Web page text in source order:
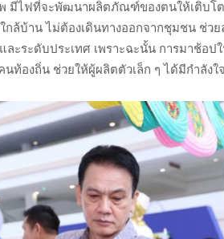
มีไฟที่จะพัฒนาผลิตภัณฑ์ของตนให้เติบโต
ล้บ้าน ไม่ต้องเดินทางออกจากชุมชน ช่ว
ะระดับประเทศ เพราะฉะนั้น การมาช้อป
ท้องถิ่น ช่วยให้ผู้ผลิตตัวเล็ก ๆ ได้มีกำลัง